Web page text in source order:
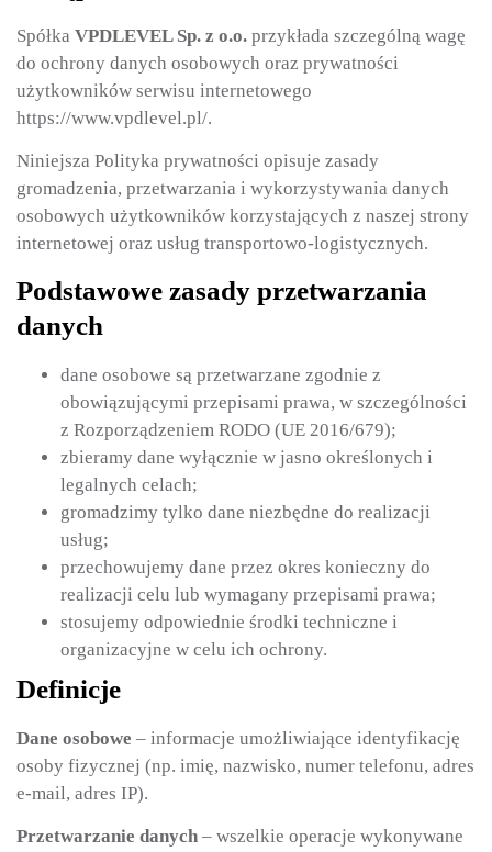
Spółka VPDLEVEL Sp. z o.o. przykłada szczególną wagę
do ochrony danych osobowych oraz prywatności
użytkowników serwisu internetowego
https://www.vpdlevel.pl/.
Niniejsza Polityka prywatności opisuje zasady
gromadzenia, przetwarzania i wykorzystywania danych
osobowych użytkowników korzystających z naszej strony
internetowej oraz usług transportowo-logistycznych.
Podstawowe zasady przetwarzania
danych
dane osobowe są przetwarzane zgodnie z
obowiązującymi przepisami prawa, w szczególności
z Rozporządzeniem RODO (UE 2016/679);
zbieramy dane wyłącznie w jasno określonych i
legalnych celach;
gromadzimy tylko dane niezbędne do realizacji
usług;
przechowujemy dane przez okres konieczny do
realizacji celu lub wymagany przepisami prawa;
stosujemy odpowiednie środki techniczne i
organizacyjne w celu ich ochrony.
Definicje
Dane osobowe – informacje umożliwiające identyfikację
osoby fizycznej (np. imię, nazwisko, numer telefonu, adres
e-mail, adres IP).
Przetwarzanie danych – wszelkie operacje wykonywane